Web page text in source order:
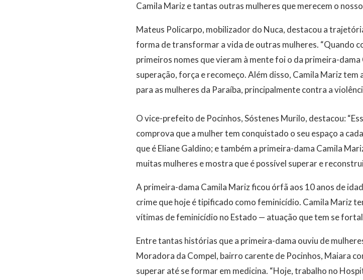
Camila Mariz e tantas outras mulheres que merecem o
Mateus Policarpo, mobilizador do Nuca, destacou a
forma de transformar a vida de outras mulheres. “Quando
primeiros nomes que vieram à mente foi o da primeira-
superação, força e recomeço. Além disso, Camila Mariz
para as mulheres da Paraíba, principalmente contra a
O vice-prefeito de Pocinhos, Sóstenes Murilo, destacou:
comprova que a mulher tem conquistado o seu espaço a
que é Eliane Galdino; e também a primeira-dama Camila
muitas mulheres e mostra que é possível superar e
A primeira-dama Camila Mariz ficou órfã aos 10 anos de
crime que hoje é tipificado como feminicídio. Camila Mariz
vítimas de feminicídio no Estado — atuação que tem se
Entre tantas histórias que a primeira-dama ouviu de
Moradora da Compel, bairro carente de Pocinhos, Maiara
superar até se formar em medicina. “Hoje, trabalho no